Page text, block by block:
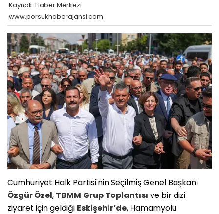
Kaynak: Haber Merkezi
www.porsukhaberajansi.com
Cumhuriyet Halk Partisi'nin Seçilmiş Genel Başkanı
Özgür Özel, TBMM Grup Toplantısı ve bir dizi
ziyaret için geldiği Eskişehir’de, Hamamyolu